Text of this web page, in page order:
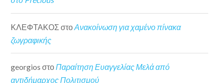
ΚΛΕΦΤΑΚΟΣ στοΑνακοίνωση για χαμένο πίνακα
ζωγραφικής
georgios στο Παραίτηση Ευαγγελίας Μελά από
αντιδήμαρχος Πολιτισμού